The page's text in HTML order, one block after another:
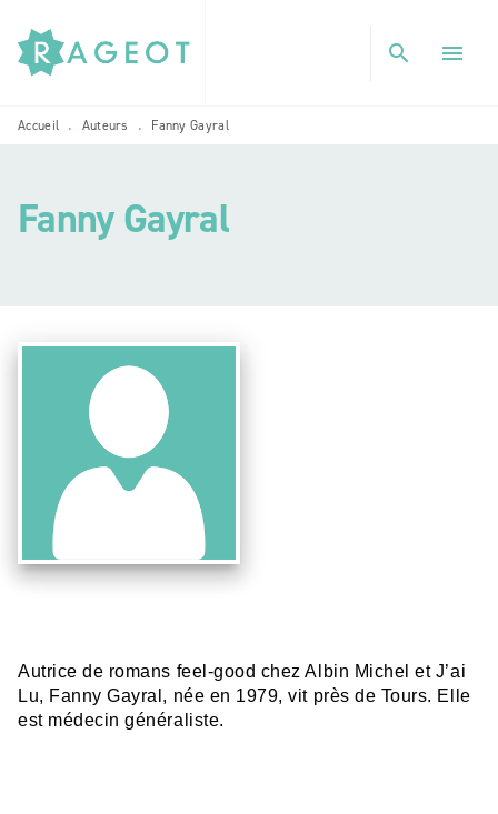
MENU RECHERCHE
PIED DE PAGE
search menu
Accueil • Auteurs • Fanny Gayral
Fanny Gayral
Autrice de romans feel-good chez Albin Michel et J’ai
Lu, Fanny Gayral, née en 1979, vit près de Tours. Elle
est médecin généraliste.